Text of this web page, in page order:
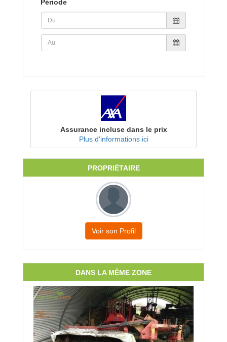
Période
Assurance incluse dans le prix
Plus d'informations ici
PROPRIÉTAIRE
Voir son Profil
DANS LA MÊME ZONE